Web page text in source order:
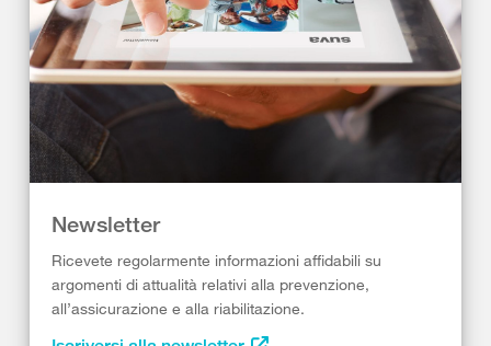
Newsletter
Ricevete regolarmente informazioni affidabili su
argomenti di attualità relativi alla prevenzione,
all’assicurazione e alla riabilitazione.